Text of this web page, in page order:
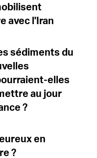
avec l'Iran
sédiments du
elles
au jour
?
en
?